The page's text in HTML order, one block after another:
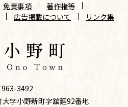
免責事項
著作権等
広告掲載について リンク集
963-3492
字小野新町字舘廻92番地